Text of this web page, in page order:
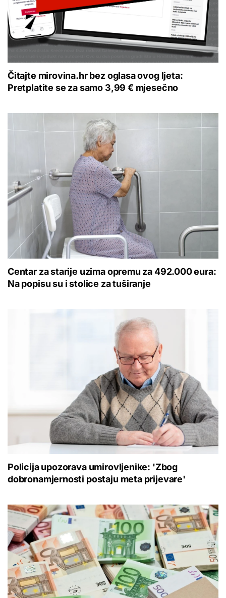
Čitajte mirovina.hr bez oglasa ovog ljeta:
Pretplatite se za samo 3,99 € mjesečno
Centar za starije uzima opremu za 492.000 eura:
Na popisu su i stolice za tuširanje
Policija upozorava umirovljenike: 'Zbog
dobronamjernosti postaju meta prijevare'